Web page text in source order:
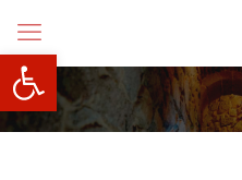
Abrir barra de herramientas